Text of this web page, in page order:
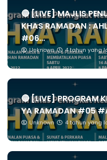
🔴 [LIVE] MAJLIS
KHAS RAMADAN :
#06...
Unknown 4 tahun yang
🔴 [LIVE] PROGRAM
YA RAMADAN #05
Unknown 4 tahun yang